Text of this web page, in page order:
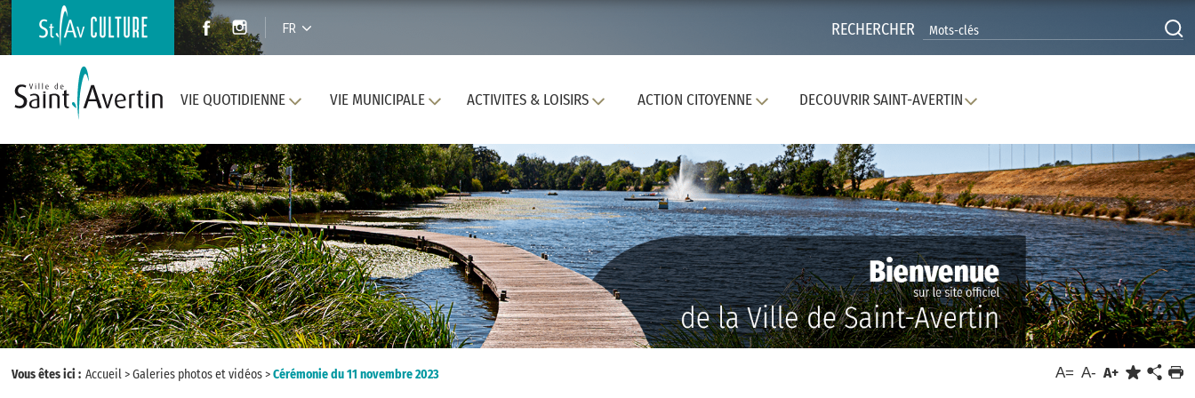
FR RECHERCHER
VIE QUOTIDIENNE VIE MUNICIPALE ACTIVITES & LOISIRS ACTION CITOYENNE DECOUVRIR SAINT-AVERTIN
Vous êtes ici : Accueil>Galeries photos et vidéos>Cérémonie du 11 novembre 2023 A= A- A+